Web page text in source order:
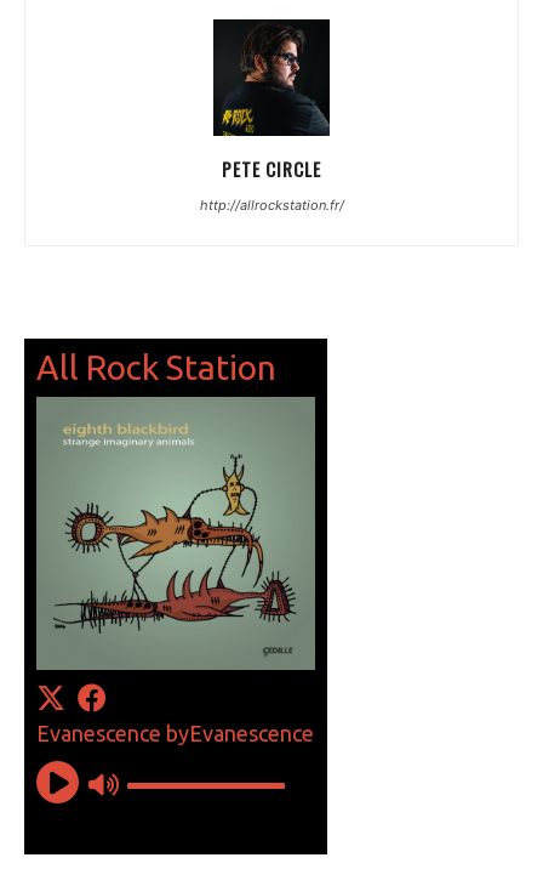
PETE CIRCLE
http://allrockstation.fr/